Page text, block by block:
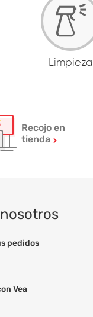
Limpieza
Recojo en
tienda
pedidos
Vea